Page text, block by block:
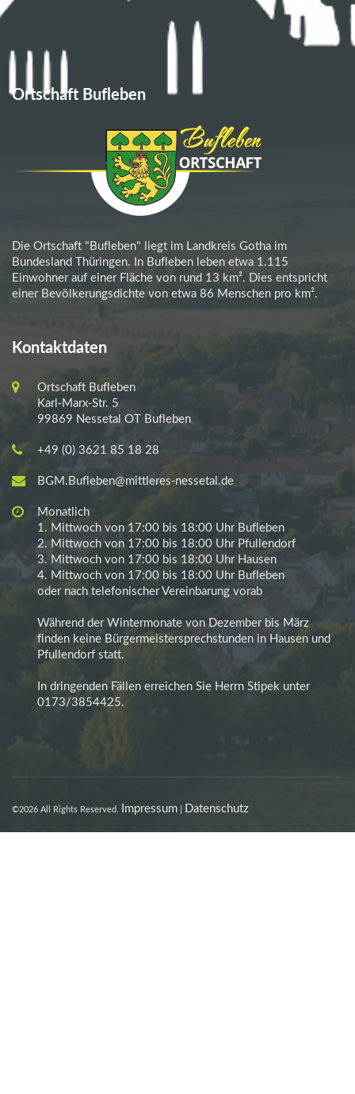
Ortschaft Bufleben
Die Ortschaft "Bufleben" liegt im Landkreis Gotha im
Bundesland Thüringen. In Bufleben leben etwa 1.115
Einwohner auf einer Fläche von rund 13 km². Dies entspricht
einer Bevölkerungsdichte von etwa 86 Menschen pro km².
Kontaktdaten
Ortschaft Bufleben
Karl-Marx-Str. 5
99869 Nessetal OT Bufleben
+49 (0) 3621 85 18 28
BGM.Bufleben@mittleres-nessetal.de
Monatlich
1. Mittwoch von 17:00 bis 18:00 Uhr Bufleben
2. Mittwoch von 17:00 bis 18:00 Uhr Pfullendorf
3. Mittwoch von 17:00 bis 18:00 Uhr Hausen
4. Mittwoch von 17:00 bis 18:00 Uhr Bufleben
oder nach telefonischer Vereinbarung vorab
Während der Wintermonate von Dezember bis März
finden keine Bürgermeistersprechstunden in Hausen und
Pfullendorf statt.
In dringenden Fällen erreichen Sie Herrn Stipek unter
0173/3854425.
©2026 All Rights Reserved. Impressum | Datenschutz